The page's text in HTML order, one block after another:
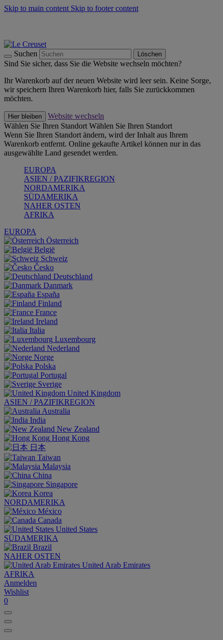
Skip to main content Skip to footer content
Suchen Löschen
Sind Sie sicher, dass Sie die Website wechseln möchten?
Ihr Warenkorb auf der neuen Website wird leer sein. Keine Sorge,
wir speichern Ihren Warenkorb hier, falls Sie zurückkommen
möchten.
Hier bleiben
Website wechseln
Wählen Sie Ihren Standort Wählen Sie Ihren Standort
Wenn Sie Ihren Standort ändern, wird der Inhalt aus Ihrem
Warenkorb entfernt. Online gekaufte Artikel können nur in das
ausgewählte Land gesendet werden.
EUROPA
ASIEN / PAZIFIKREGION
NORDAMERIKA
SÜDAMERIKA
NAHER OSTEN
AFRIKA
EUROPA
Österreich
België
Schweiz
Česko
Deutschland
Danmark
España
Finland
France
Ireland
Italia
Luxembourg
Nederland
Norge
Polska
Portugal
Sverige
United Kingdom
ASIEN / PAZIFIKREGION
Australia
India
New Zealand
Hong Kong
日本
Taiwan
Malaysia
China
Singapore
Korea
NORDAMERIKA
México
Canada
United States
SÜDAMERIKA
Brazil
NAHER OSTEN
United Arab Emirates
AFRIKA
Anmelden
Wishlist
0